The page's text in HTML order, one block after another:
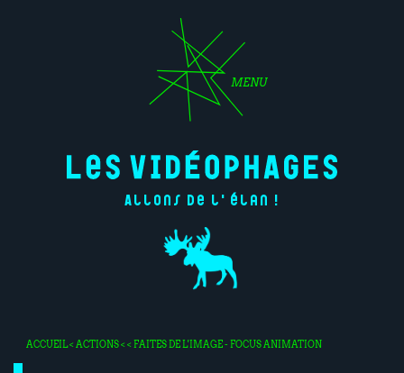
MENU
Allons de l'élan !
ACCUEIL<ACTIONS< < FAITES DE L'IMAGE - FOCUS ANIMATION